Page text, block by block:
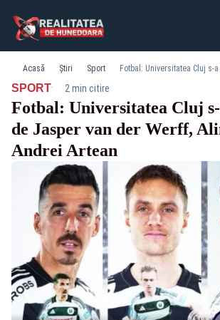
Acasă Știri Sport
SPORT· 2 min citire
Fotbal: Universitatea Cluj
de Jasper van der Werff,
Andrei Artean